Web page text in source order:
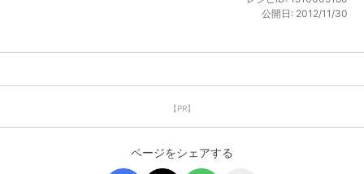
公開日: 2012/11/30
【PR】
ページをシェアする